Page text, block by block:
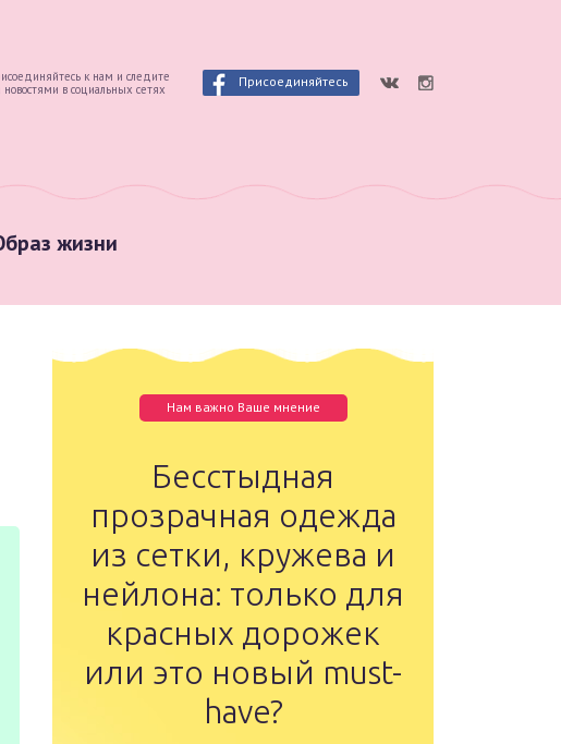
жизни
к нам и следите
новостями в социальных сетях
Присоединяйтесь
Нам важно Ваше мнение
Бесстыдная
прозрачная одежда
из сетки, кружева и
нейлона: только для
красных дорожек
или это новый must-
have?